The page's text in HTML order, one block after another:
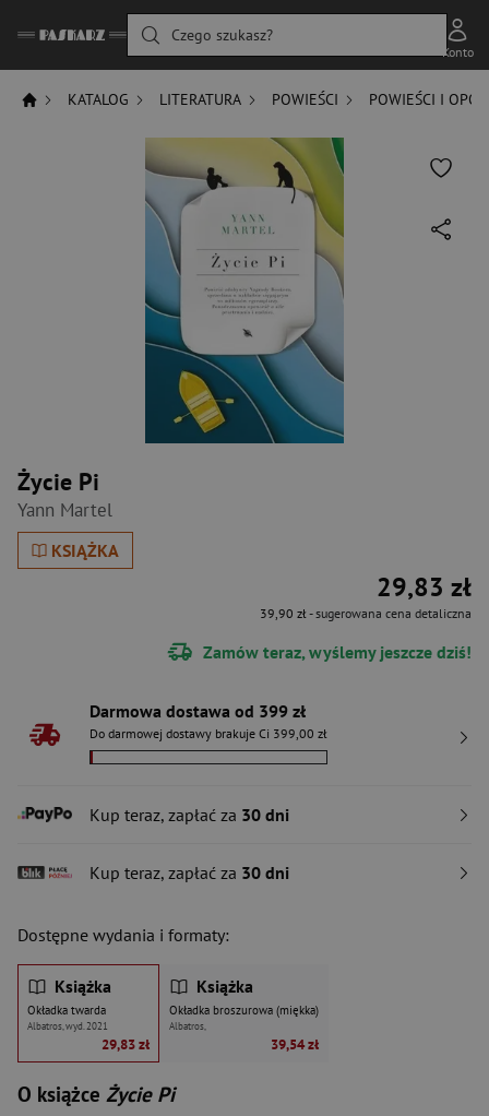
Czego szukasz?
Konto
KATALOG LITERATURA POWIEŚCI POWIEŚCI I
Życie Pi
Yann Martel
KSIĄŻKA
29,83 zł
39,90 zł- sugerowana cena detaliczna
Zamów teraz, wyślemy jeszcze dziś!
Darmowa dostawa od 399 zł
Do darmowej dostawy brakuje Ci 399,00 zł
Kup teraz, zapłać za 30 dni
Kup teraz, zapłać za 30 dni
Dostępne wydania i formaty:
Książka
Okładka twarda
Albatros, wyd. 2021
29,83 zł
Książka
Okładka broszurowa (miękka)
Albatros,
39,54 zł
O książce Życie Pi